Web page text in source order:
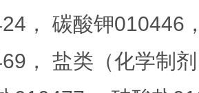
， 碳酸钾010446
， 盐类（化学制